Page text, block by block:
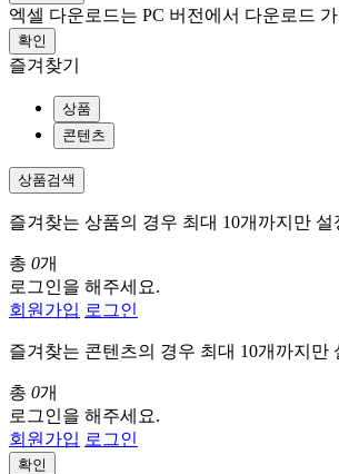
엑셀 다운로드는 PC 버전에서 다운로드
확인
즐겨찾기
상품
콘텐츠
상품검색
즐겨찾는 상품의 경우 최대 10개까지만 설
총 0개
로그인을 해주세요.
회원가입 로그인
즐겨찾는 콘텐츠의 경우 최대 10개까지만
총 0개
로그인을 해주세요.
회원가입 로그인
확인